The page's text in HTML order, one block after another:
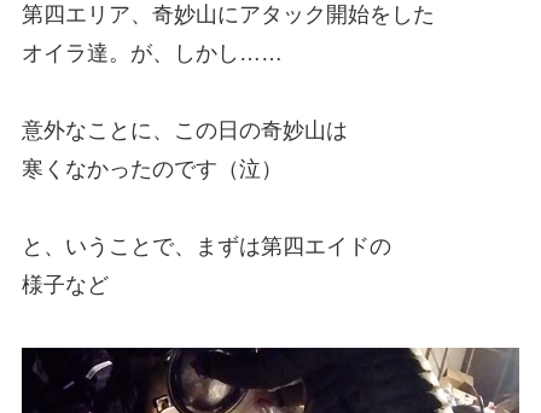
第四エリア、奇妙山にアタック開始をした
オイラ達。が、しかし……
意外なことに、この日の奇妙山は
寒くなかったのです（泣）
と、いうことで、まずは第四エイドの
様子など